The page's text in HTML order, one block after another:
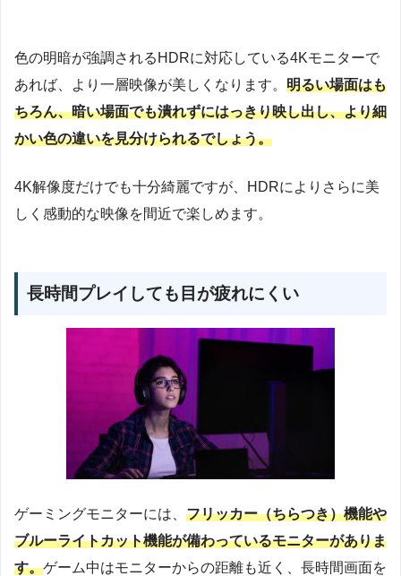
色の明暗が強調されるHDRに対応している4Kモニターで
あれば、より一層映像が美しくなります。 明るい場面はも
ちろん、暗い場面でも潰れずにはっきり映し出し、より細
かい色の違いを見分けられるでしょう。
4K解像度だけでも十分綺麗ですが、HDRによりさらに美
しく感動的な映像を間近で楽しめます。
長時間プレイしても目が疲れにくい
ゲーミングモニターには、 フリッカー（ちらつき）機能や
ブルーライトカット機能が備わっているモニターがありま
す。ゲーム中はモニターからの距離も近く、長時間画面を